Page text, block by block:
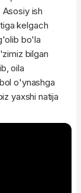
Asosiy ish
kelgach
bo'la
bilgan
oila
o'ynashga
yaxshi natija